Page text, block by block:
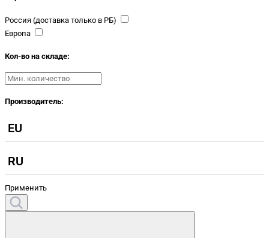
Россия (доставка только в РБ)
Европа
Кол-во на складе:
Производитель:
EU
RU
Применить